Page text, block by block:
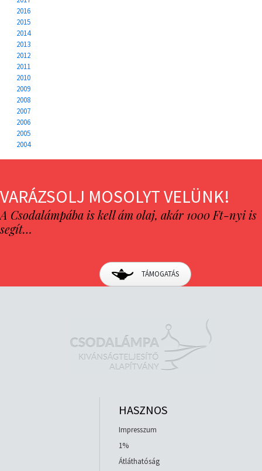
2016
2015
2014
2013
2012
2011
2010
2009
2008
2007
2006
2005
2004
VARÁZSOLJ MOSOLYT VELÜNK!
A Csodalámpába is kell ám olaj, akár 1000 Ft-nyi is
segít…
TÁMOGATÁS
HASZNOS
Impresszum
1%
Átláthatóság